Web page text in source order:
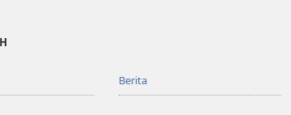
Berita